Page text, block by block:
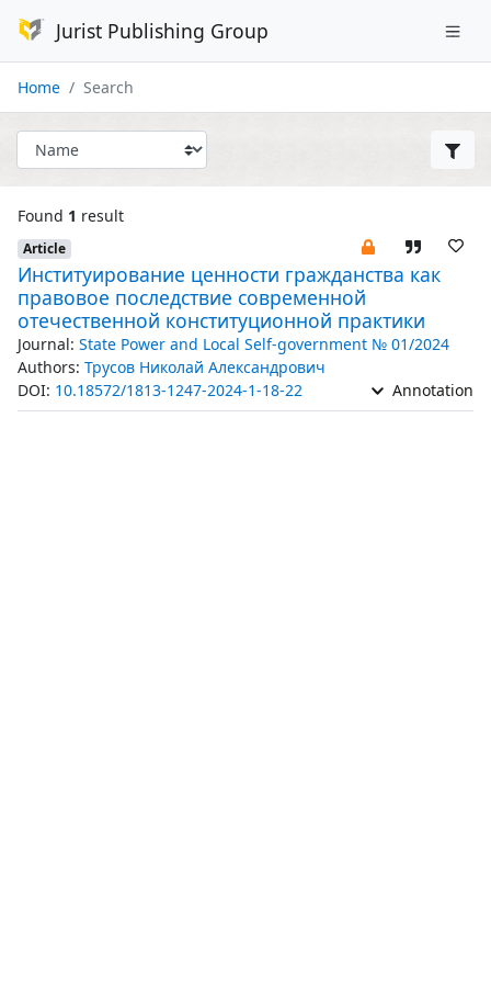
Jurist Publishing Group
Home Search
Found 1 result
Article
Институирование ценности гражданства как
правовое последствие современной
отечественной конституционной практики
Journal: State Power and Local Self-government № 01/2024
Authors: Трусов Николай Александрович
DOI: 10.18572/1813-1247-2024-1-18-22 Annotation